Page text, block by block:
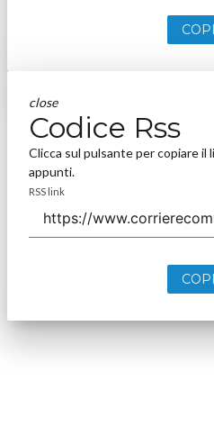
close
Codice Rss
Clicca sul pulsante per copiare il
appunti.
RSS link